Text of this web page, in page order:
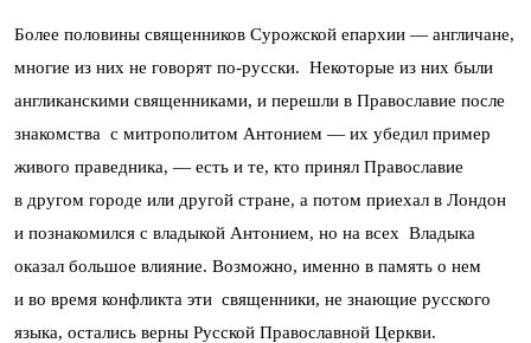
Более половины священников Сурожской епархии — англичане,
многие из них не говорят по-русски. Некоторые из них были
англиканскими священниками, и перешли в Православие после
знакомства с митрополитом Антонием — их убедил пример
живого праведника, — есть и те, кто принял Православие
в другом городе или другой стране, а потом приехал в Лондон
и познакомился с владыкой Антонием, но на всех Владыка
оказал большое влияние. Возможно, именно в память о нем
и во время конфликта эти священники, не знающие русского
языка, остались верны Русской Православной Церкви.